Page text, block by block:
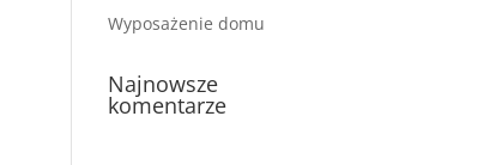
Wyposażenie domu
Najnowsze
komentarze